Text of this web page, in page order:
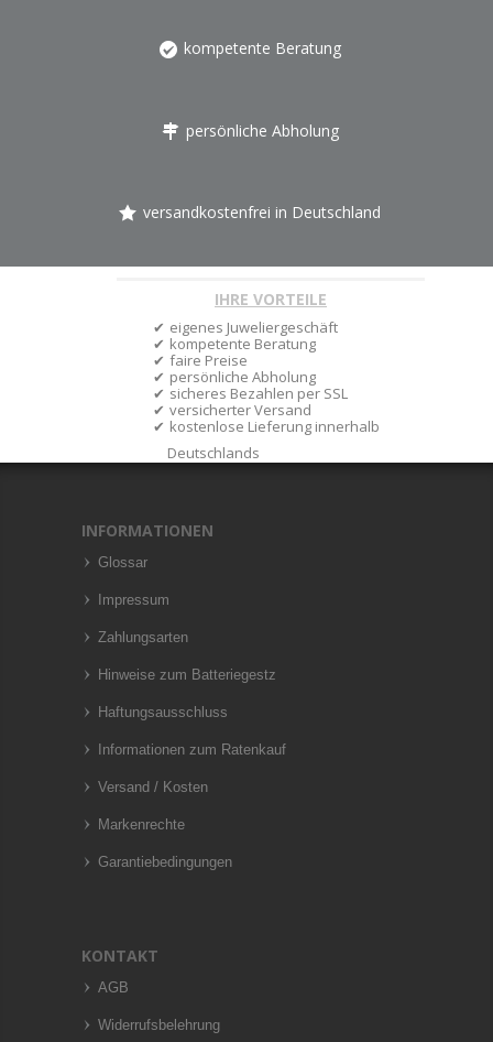
kompetente Beratung
persönliche Abholung
versandkostenfrei in Deutschland
IHRE VORTEILE
eigenes Juweliergeschäft
kompetente Beratung
faire Preise
persönliche Abholung
sicheres Bezahlen per SSL
versicherter Versand
kostenlose Lieferung innerhalb
Deutschlands
INFORMATIONEN
Glossar
Impressum
Zahlungsarten
Hinweise zum Batteriegestz
Haftungsausschluss
Informationen zum Ratenkauf
Versand / Kosten
Markenrechte
Garantiebedingungen
KONTAKT
AGB
Widerrufsbelehrung